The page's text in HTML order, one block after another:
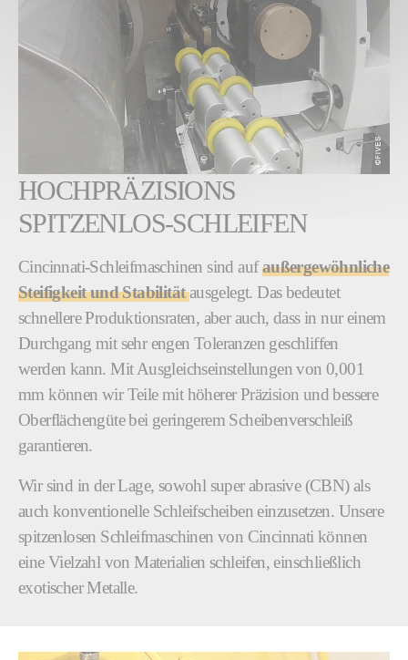
HOCHPRÄZISIONS
SPITZENLOS-SCHLEIFEN
Cincinnati-Schleifmaschinen sind aufaußergewöhnliche
Steifigkeit und Stabilitätausgelegt. Das bedeutet
schnellere Produktionsraten, aber auch, dass in nur einem
Durchgang mit sehr engen Toleranzen geschliffen
werden kann. Mit Ausgleichseinstellungen von 0,001
mm können wir Teile mit höherer Präzision und bessere
Oberflächengüte bei geringerem Scheibenverschleiß
garantieren.
Wir sind in der Lage, sowohl super abrasive (CBN) als
auch konventionelle Schleifscheiben einzusetzen. Unsere
spitzenlosen Schleifmaschinen von Cincinnati können
eine Vielzahl von Materialien schleifen, einschließlich
exotischer Metalle.